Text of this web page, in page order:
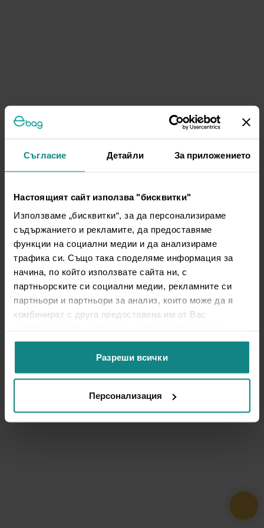
Съгласие Детайли За приложението
Настоящият сайт използва "бисквитки"
Използваме „бисквитки“, за да персонализираме
съдържанието и рекламите, да предоставяме
функции на социални медии и да анализираме
трафика си. Също така споделяме информация за
начина, по който използвате сайта ни, с
партньорските си социални медии, рекламните си
партньори и партньори за анализ, които може да я
комбинират с друга предоставена им от Вас
ползването от Ваша страна на услугите им.
Разреши всички
Персонализация